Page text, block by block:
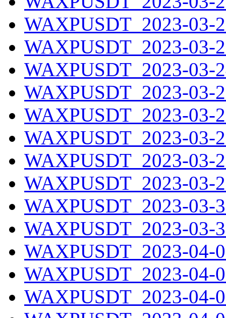
WAXPUSDT_2023-03-
WAXPUSDT_2023-03-
WAXPUSDT_2023-03-
WAXPUSDT_2023-03-
WAXPUSDT_2023-03-
WAXPUSDT_2023-03-
WAXPUSDT_2023-03-
WAXPUSDT_2023-03-
WAXPUSDT_2023-03-
WAXPUSDT_2023-03-
WAXPUSDT_2023-04-
WAXPUSDT_2023-04-
WAXPUSDT_2023-04-